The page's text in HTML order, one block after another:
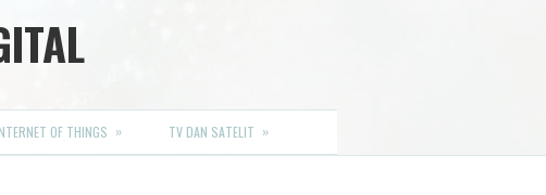
OF THINGS » TV DAN SATELIT »